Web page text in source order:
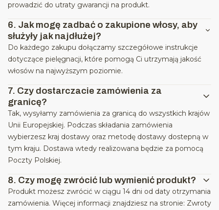
prowadzić do utraty gwarancji na produkt.
6. Jak mogę zadbać o zakupione włosy, aby
służyły jak najdłużej?
Do każdego zakupu dołączamy szczegółowe instrukcje
dotyczące pielęgnacji, które pomogą Ci utrzymają jakość
włosów na najwyższym poziomie.
7. Czy dostarczacie zamówienia za
granicę?
Tak, wysyłamy zamówienia za granicą do wszystkich krajów
Unii Europejskiej. Podczas składania zamówienia
wybierzesz kraj dostawy oraz metodę dostawy dostepną w
tym kraju. Dostawa wtedy realizowana będzie za pomocą
Poczty Polskiej.
8. Czy mogę zwrócić lub wymienić produkt?
Produkt możesz zwrócić w ciągu 14 dni od daty otrzymania
zamówienia. Więcej informacji znajdziesz na stronie: Zwroty